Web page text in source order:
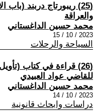
(25) ريبورتاج دربند (باب
والعراقة
محمد حسين الداغستاني
2023 / 10 / 15
السياحة والرحلات
(26) قراءة في كتاب
للقاضي عواد العبيدي
محمد حسين الداغستاني
2023 / 10 / 14
دراسات وابحاث قانونية